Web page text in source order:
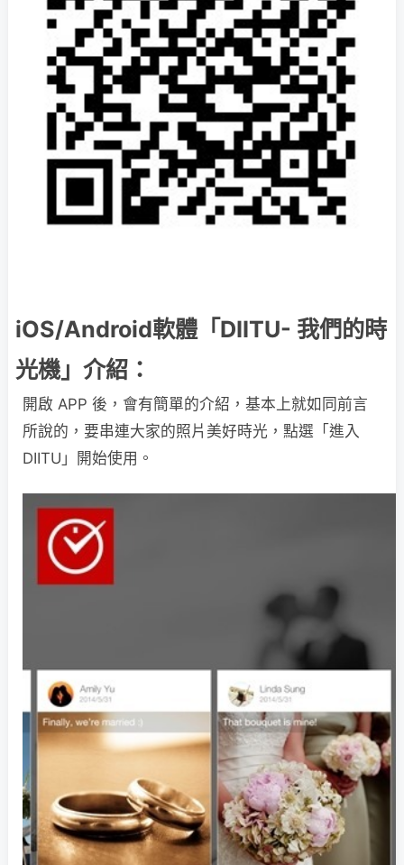
iOS/Android軟體「DIITU- 我們的時
光機」介紹：
開啟 APP 後，會有簡單的介紹，基本上就如同前言
所說的，要串連大家的照片美好時光，點選「進入
DIITU」開始使用。